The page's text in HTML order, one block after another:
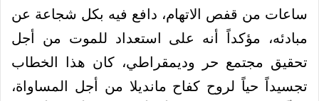
ساعات من قفص الاتهام، دافع فيه بكل شجاعة عن
مبادئه، مؤكداً أنه على استعداد للموت من أجل
تحقيق مجتمع حر وديمقراطي، كان هذا الخطاب
تجسيداً حياً لروح كفاح مانديلا من أجل المساواة،